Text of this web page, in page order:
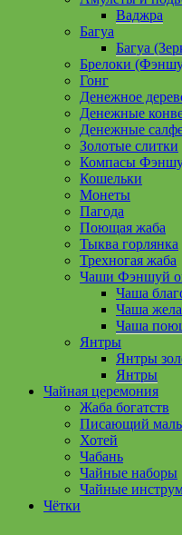
Ваджра
Багуа
Багуа
Брелоки
Гонг
Денежное
Денежные
Денежные
Золотые слитки
Компасы
Кошельки
Монеты
Пагода
Поющая жаба
Тыква горлянка
Трехногая жаба
Чаши Фэншуй
Чаша
Чаша
Чаша
Янтры
Янтры
Янтры
Чайная церемония
Жаба богатств
Писающий
Хотей
Чабань
Чайные наборы
Чайные
Чётки